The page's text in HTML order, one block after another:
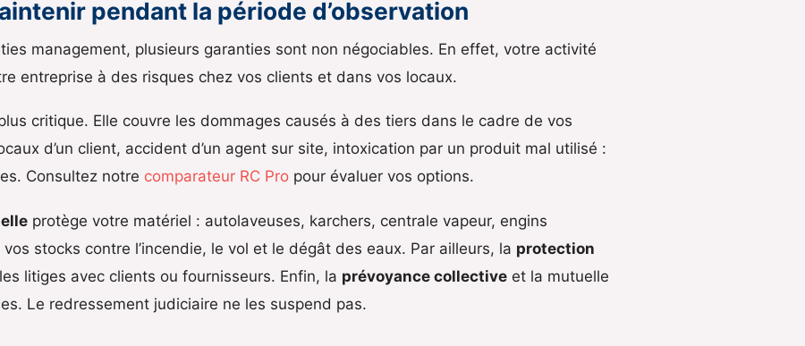
pendant la période d’observation
management, plusieurs garanties sont non négociables. En effet, votre activité
entreprise à des risques chez vos clients et dans vos locaux.
critique. Elle couvre les dommages causés à des tiers dans le cadre de vos
d’un client, accident d’un agent sur site, intoxication par un produit mal utilisé :
Consultez notre comparateur RC Pro pour évaluer vos options.
protège votre matériel : autolaveuses, karchers, centrale vapeur, engins
stocks contre l’incendie, le vol et le dégât des eaux. Par ailleurs, la protection
litiges avec clients ou fournisseurs. Enfin, la prévoyance collective et la mutuelle
Le redressement judiciaire ne les suspend pas.